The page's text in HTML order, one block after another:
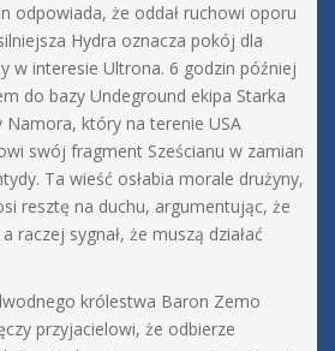
odpowiada, że oddał ruchowi oporu
Hydra oznacza pokój dla
w interesie Ultrona. 6 godzin później
do bazy Undeground ekipa Starka
Namora, który na terenie USA
swój fragment Sześcianu w zamian
Ta wieść osłabia morale drużyny,
resztę na duchu, argumentując, że
raczej sygnał, że muszą działać
królestwa Baron Zemo
przyjacielowi, że odbierze